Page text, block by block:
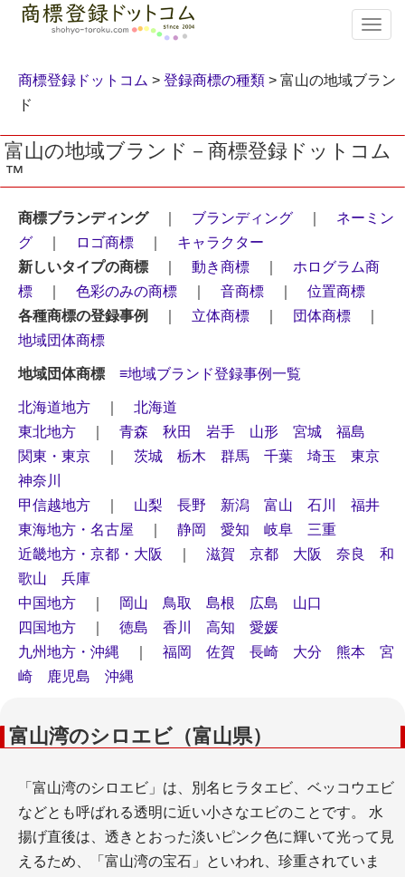
T
o
g
n
a
i
a
i
商標登録ドットコム > 登録商標の種類 > 富山の地域ブラン
ド
富山の地域ブランド－商標登録ドットコム
™
商標ブランディング｜ ブランディング
ネーミン
グ
ロゴ商標
キャラクター
新しいタイプの商標
動き商標
ホログラム商
標
色彩のみの商標 音商標
位置商標
各種商標の登録事例
立体商標 団体商標
地域団体商標
地域団体商標 ≡地域ブランド登録事例一覧
北海道地方
北海道
東北地方
青森 秋田 岩手 山形 宮城
福島
関東・東京
茨城 栃木 群馬 千葉 埼玉
東京
神奈川
甲信越地方
山梨 長野 新潟 富山 石川
福井
東海地方・名古屋
静岡 愛知 岐阜
三重
近畿地方・京都・大阪
滋賀 京都 大阪 奈良
和
歌山
兵庫
中国地方
岡山 鳥取 島根 広島
山口
四国地方
徳島 香川 高知
愛媛
九州地方・沖縄
福岡 佐賀 長崎 大分 熊本
宮
崎
鹿児島 沖縄
富山湾のシロエビ（富山県）
「富山湾のシロエビ」は、別名ヒラタエビ、ベッコウエビ
などとも呼ばれる透明に近い小さなエビのことです。 水
揚げ直後は、透きとおった淡いピンク色に輝いて光って見
えるため、「富山湾の宝石」といわれ、珍重されていま